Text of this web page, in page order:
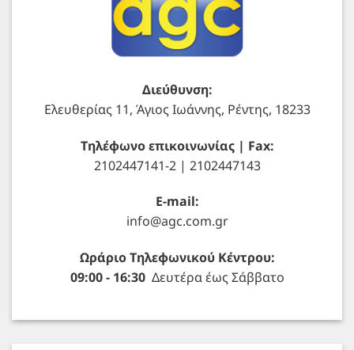
Διεύθυνση:
Ελευθερίας 11, Άγιος Ιωάννης, Ρέντης, 18233
Τηλέφωνο επικοινωνίας | Fax:
2102447141-2 | 2102447143
E-mail:
info@agc.com.gr
Ωράριο Τηλεφωνικού Κέντρου:
09:00 - 16:30Δευτέρα έως Σάββατο